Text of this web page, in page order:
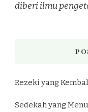
diberi ilmu
Rezeki yang
Sedekah yang